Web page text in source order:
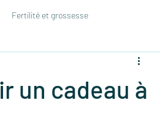
Fertilité et grossesse
un cadeau à